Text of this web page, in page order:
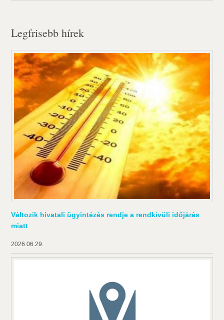
Legfrisebb hírek
Változik hivatali ügyintézés rendje a rendkívüli időjárás
miatt
2026.06.29.